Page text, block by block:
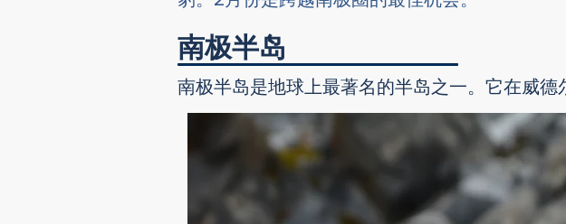
南极半岛
南极半岛是地球上最著名的半岛之一。它在威德